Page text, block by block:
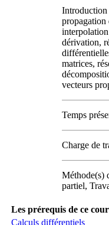
Introduction
propagation
dérivation,
matrices,
vecteurs
Temps
Charge de
Méthode(s)
partiel,
Les prérequis de ce
Calculs différentiels